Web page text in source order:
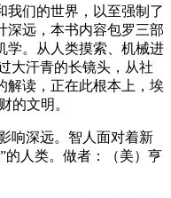
们的世界，以至强制了
深远，本书内容包罗三部
学。从人类摸索、机械进
大汗青的长镜头，从社
解读，正在此根本上，埃
的文明。
深远。智人面对着新
的人类。做者：（美）亨